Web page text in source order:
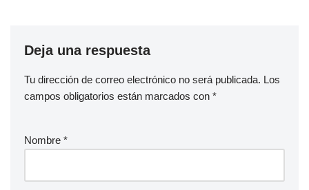
Deja una respuesta
Tu dirección de correo electrónico no será publicada. Los
campos obligatorios están marcados con *
Nombre *